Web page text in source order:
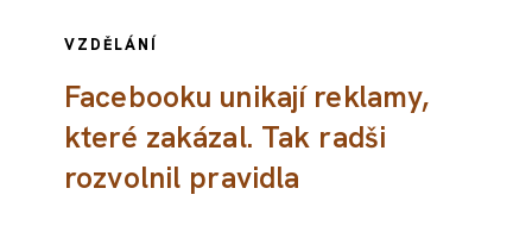
VZDĚLÁNÍ
Facebooku unikají reklamy,
které zakázal. Tak radši
rozvolnil pravidla